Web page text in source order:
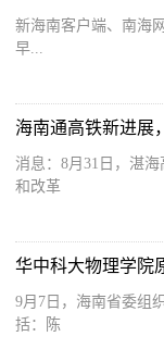
新海南客户端、南海
早...
消息：8月31日，湛
和改革
华中科大物理学院
9月7日，海南省委组
括：陈